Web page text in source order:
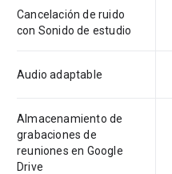
Cancelación de ruido
con Sonido de estudio
Audio adaptable
Almacenamiento de
grabaciones de
reuniones en Google
Drive